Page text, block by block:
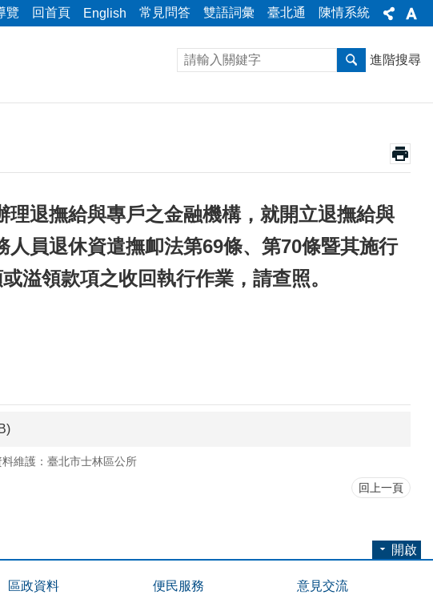
覽 回首頁 English 常見問答 雙語詞彙 臺北通 陳情系統
進階搜尋
退撫給與專戶之金融機構，就開立退撫給與
員退休資遣撫卹法第69條、第70條暨其施行
溢領款項之收回執行作業，請查照。
料維護：臺北市士林區公所
回上一頁
開啟
區政資料 便民服務 意見交流